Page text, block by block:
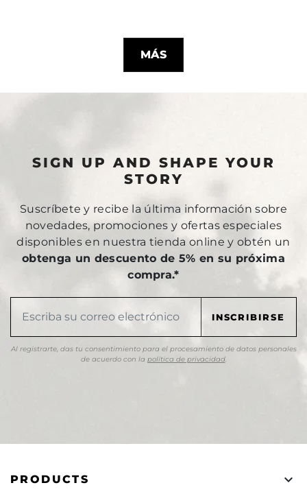
MÁS
SIGN UP AND SHAPE YOUR
STORY
Suscríbete y recibe la última información sobre
novedades, promociones y ofertas especiales
disponibles en nuestra tienda online y obtén un
obtenga un descuento de 5% en su próxima
compra.*
Al registrarte, das tu consentimiento para el procesamiento de datos personales
de acuerdo con la política de privacidad.
PRODUCTS 